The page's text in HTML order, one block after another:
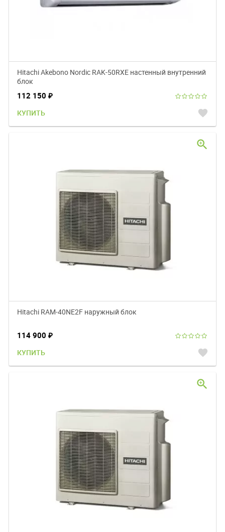
Hitachi Akebono Nordic RAK-50RXE настенный внутренний
блок
112 150 ₽
КУПИТЬ favorite
Hitachi RAM-40NE2F наружный блок
114 900 ₽
КУПИТЬ favorite
zoom_in
zoom_in